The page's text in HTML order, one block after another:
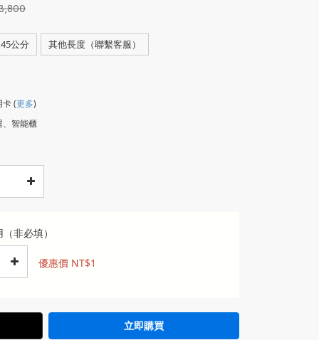
公分 其他長度（聯繫客服）
卡(更多)
、智能櫃
非必填）
優惠價 NT$1
立即購買